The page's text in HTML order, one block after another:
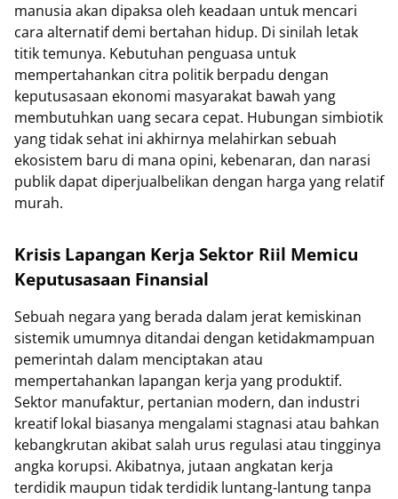
manusia akan dipaksa oleh keadaan untuk mencari
cara alternatif demi bertahan hidup. Di sinilah letak
titik temunya. Kebutuhan penguasa untuk
mempertahankan citra politik berpadu dengan
keputusasaan ekonomi masyarakat bawah yang
membutuhkan uang secara cepat. Hubungan simbiotik
yang tidak sehat ini akhirnya melahirkan sebuah
ekosistem baru di mana opini, kebenaran, dan narasi
publik dapat diperjualbelikan dengan harga yang relatif
murah.
Krisis Lapangan Kerja Sektor Riil Memicu
Keputusasaan Finansial
Sebuah negara yang berada dalam jerat kemiskinan
sistemik umumnya ditandai dengan ketidakmampuan
pemerintah dalam menciptakan atau
mempertahankan lapangan kerja yang produktif.
Sektor manufaktur, pertanian modern, dan industri
kreatif lokal biasanya mengalami stagnasi atau bahkan
kebangkrutan akibat salah urus regulasi atau tingginya
angka korupsi. Akibatnya, jutaan angkatan kerja
terdidik maupun tidak terdidik luntang-lantung tanpa